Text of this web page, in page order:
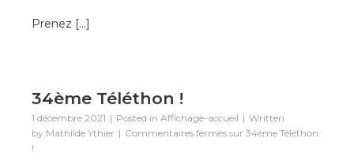
Prenez […]
34ème Téléthon !
1 décembre 2021 Posted in Affichage-accueil
Written
by Mathilde Ythier Commentaires fermés sur 34ème Téléthon
!